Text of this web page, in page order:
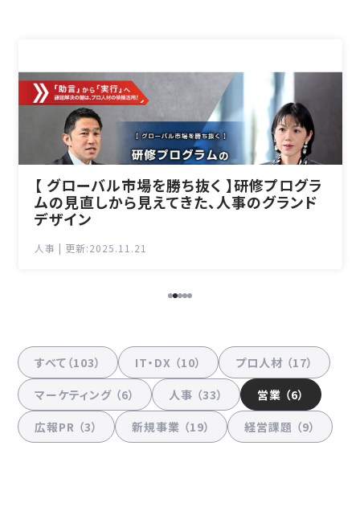
【 グローバル市場を勝ち抜く 】研修プログラ
ムの見直しから見えてきた、人事のグランド
デザイン
人事 | 更新:2025.11.21
すべて（103） IT・DX （10）
プロ人材 （17）
マーケティング （6）
人事 （33）
営業 （6）
広報PR （3）
新規事業 （19） 経営課題 （9）